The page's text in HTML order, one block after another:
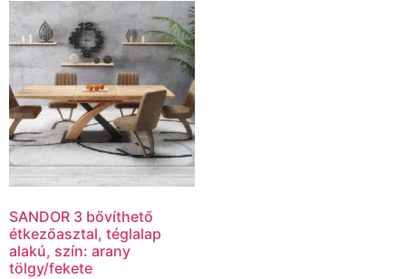
SANDOR 3 bővíthető
étkezőasztal, téglalap
alakú, szín: arany
tölgy/fekete